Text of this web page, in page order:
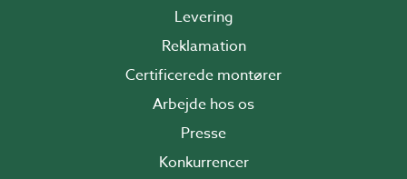
Levering
Reklamation
Certificerede montører
Arbejde hos os
Presse
Konkurrencer